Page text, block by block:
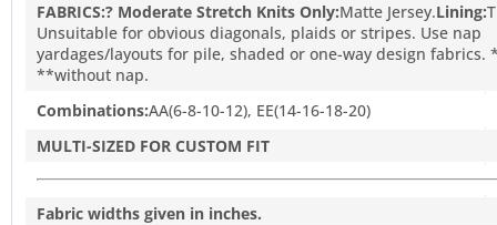
FABRICS:? Moderate Stretch Knits Only:Matte Jersey.Lining:
Unsuitable for obvious diagonals, plaids or stripes. Use nap
yardages/layouts for pile, shaded or one-way design fabrics.
**without nap.
Combinations:AA(6-8-10-12), EE(14-16-18-20)
MULTI-SIZED FOR CUSTOM FIT
Fabric widths given in inches.